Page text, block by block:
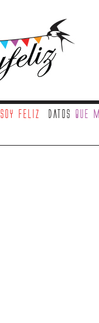
soy feliz Datos que